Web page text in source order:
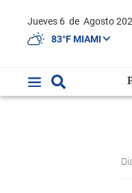
Jueves 6 de Agosto
83°F MIAMI